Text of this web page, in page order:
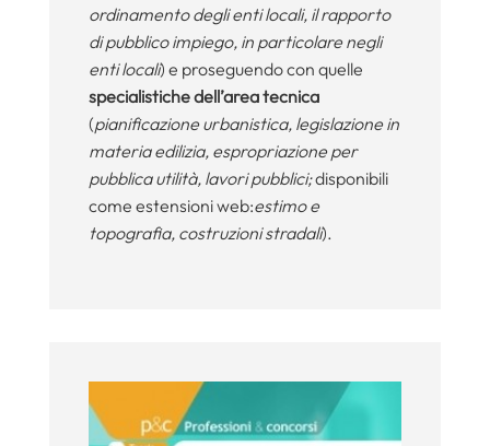
ordinamento degli enti locali, il rapporto
di pubblico impiego, in particolare negli
enti locali) e proseguendo con quelle
specialistiche dell’area tecnica
(pianificazione urbanistica, legislazione in
materia edilizia, espropriazione per
pubblica utilità, lavori pubblici;disponibili
come estensioni web:estimo e
topografia, costruzioni stradali).